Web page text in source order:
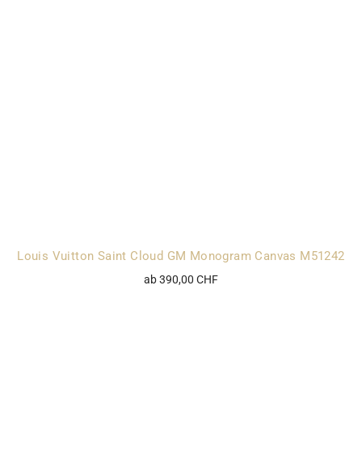
Louis Vuitton Saint Cloud GM Monogram Canvas M51242
ab 390,00 CHF